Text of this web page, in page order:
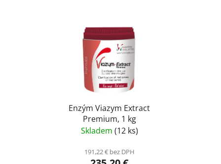
Enzým Viazym Extract
Premium, 1 kg
Skladem (12 ks)
191,22 € bez DPH